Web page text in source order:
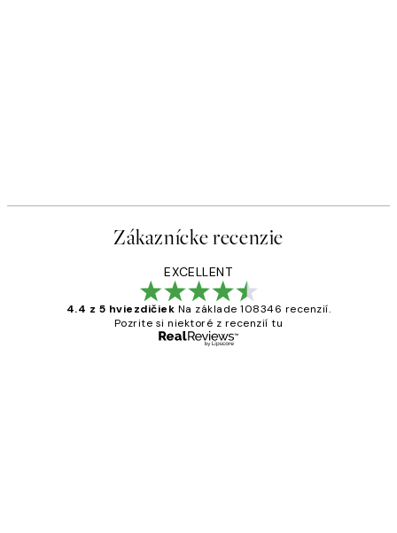
Zákaznícke recenzie
EXCELLENT
4.4 z 5 hviezdičiek Na základe 108346 recenzií.
Pozrite si niektoré z recenzií tu